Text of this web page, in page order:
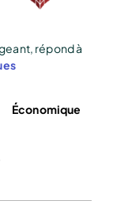
répond à
Économique